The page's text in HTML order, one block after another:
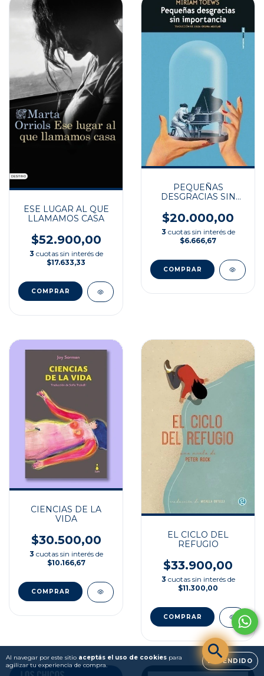
Al navegar por este sitio aceptás el uso de cookies para
agilizar tu experiencia de compra.
ENTENDIDO
ESE LUGAR AL QUE
LLAMAMOS CASA
$52.900,00
3 cuotas sin interés de
$17.633,33
PEQUEÑAS
DESGRACIAS SIN
$20.000,00
3 cuotas sin interés de
$6.666,67
CIENCIAS DE LA
VIDA
$30.500,00
3 cuotas sin interés de
$10.166,67
EL CICLO DEL
REFUGIO
$33.900,00
3 cuotas sin interés de
$11.300,00